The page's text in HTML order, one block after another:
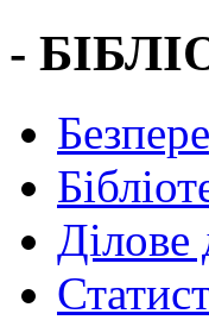
-
Ділове